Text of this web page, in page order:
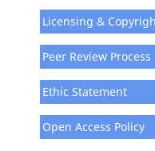
Licensing &
Peer Review Process
Ethic Statement
Open Access Policy